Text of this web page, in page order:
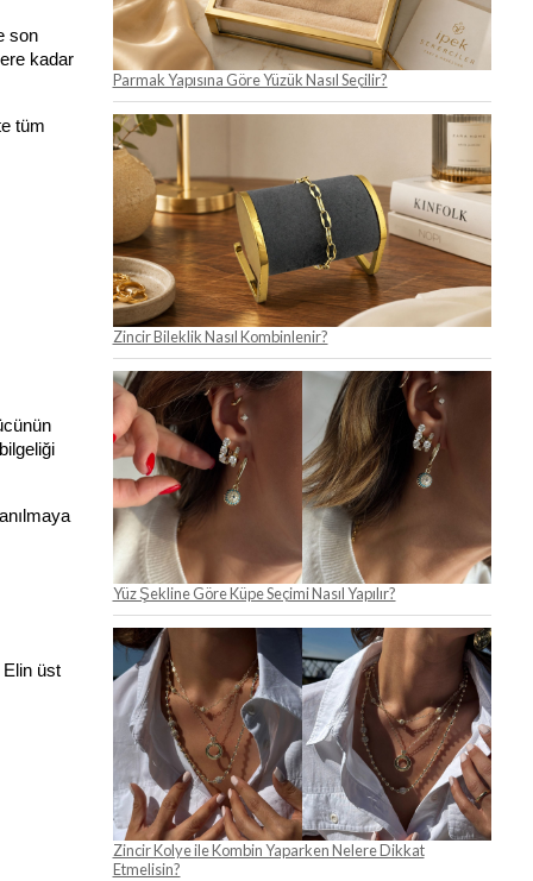
son
kadar
tüm
Elin üst
Parmak Yapısına Göre Yüzük Nasıl Seçilir?
Zincir Bileklik Nasıl Kombinlenir?
Yüz Şekline Göre Küpe Seçimi Nasıl Yapılır?
Zincir Kolye ile Kombin Yaparken Nelere Dikkat
Etmelisin?